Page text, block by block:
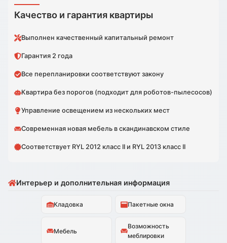
Качество и гарантия квартиры
Выполнен качественный капитальный ремонт
Гарантия 2 года
Все перепланировки соответствуют закону
Квартира без порогов (подходит для роботов-пылесосов)
Управление освещением из нескольких мест
Современная новая мебель в скандинавском стиле
Соответствует RYL 2012 класс II и RYL 2013 класс II
Интерьер и дополнительная информация
Кладовка Пакетные окна
Мебель
Возможность
меблировки